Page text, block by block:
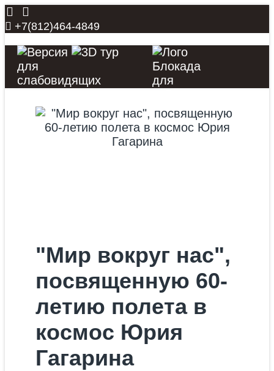
+7(812)464-4849
"Мир вокруг нас",
посвященную 60-
летию полета в
космос Юрия
Гагарина